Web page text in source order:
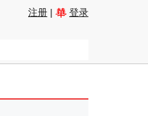
注册 | 登录